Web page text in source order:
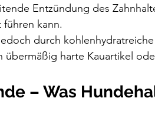
Entzündung des
kann.
durch
übermäßig harte Kauartikel
– Was